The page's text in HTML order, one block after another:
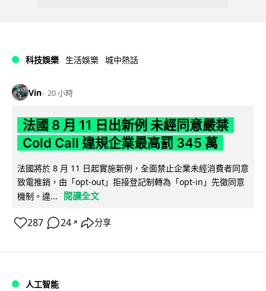
科技娛樂 生活娛樂 城中熱話
Vin 20 小時
法國 8 月 11 日出新例 未經同意嚴禁
Cold Call 違規企業最高罰 345 萬
法國將於 8 月 11 日起實施新例，全面禁止企業未經消費者同意
致電推銷，由「opt-out」拒接登記制轉為「opt-in」先徵同意
機制。違...
閱讀全文
287 24 ↗ 分享
人工智能